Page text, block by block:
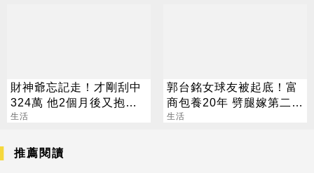
財神爺忘記走！才剛刮中
324萬 他2個月後又抱回
3243萬
生活
郭台銘女球友被起底！富
商包養20年 劈腿嫁第二任
老公
生活
推薦閱讀